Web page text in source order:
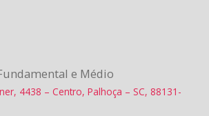
e Médio
4438 – Centro, Palhoça – SC, 88131-